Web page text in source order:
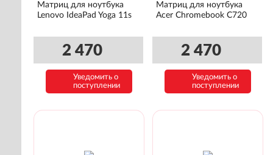
Матриц для ноутбука
Lenovo IdeaPad Yoga 11s
2 470
Уведомить о
поступлении
Матриц для ноутбука
Acer Chromebook C720
2 470
Уведомить о
поступлении